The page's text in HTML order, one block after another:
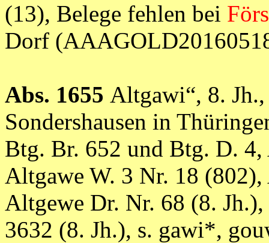
(13), Belege fehlen bei
Dorf
Abs. 1655 Altgawi“, 8.
Sondershausen in
Btg. Br. 652 und Btg. D.
Altgawe W. 3 Nr. 18
Altgewe Dr. Nr. 68 (8.
3632 (8. Jh.), s. gawi*,